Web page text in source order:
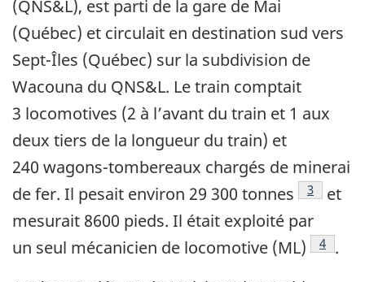
(QNS&L), est parti de la gare de Mai
(Québec) et circulait en destination sud vers
Sept-Îles (Québec) sur la subdivision de
Wacouna du QNS&L. Le train comptait
3 locomotives (2 à l’avant du train et 1 aux
deux tiers de la longueur du train) et
240 wagons-tombereaux chargés de minerai
de fer. Il pesait environ 29 300 tonnes
3
et
mesurait 8600 pieds. Il était exploité par
un seul mécanicien de locomotive (ML)
4 .